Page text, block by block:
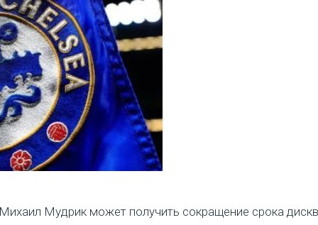
Мудрик может получить сокращение срока